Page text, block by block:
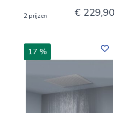
2 prijzen € 229,90
17 %